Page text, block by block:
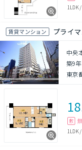
1LDK
賃貸マンション プライ
中央
築9年
東京
敷
1LDK